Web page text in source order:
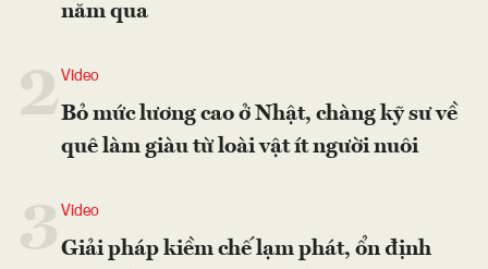
năm qua
2Video
Bỏ mức lương cao ở Nhật, chàng kỹ sư về
quê làm giàu từ loài vật ít người nuôi
Video
Giải pháp kiềm chế lạm phát, ổn định